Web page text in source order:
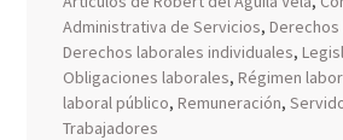
Administrativa de Servicios,
Derechos laborales individuales,
Obligaciones laborales, Régimen
laboral público, Remuneración,
Trabajadores